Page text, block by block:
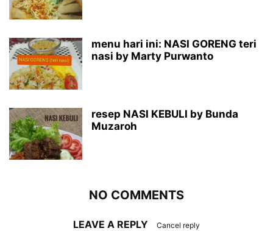
menu hari ini: NASI GORENG teri
nasi by Marty Purwanto
resep NASI KEBULI by Bunda
Muzaroh
NO COMMENTS
LEAVE A REPLY Cancel reply